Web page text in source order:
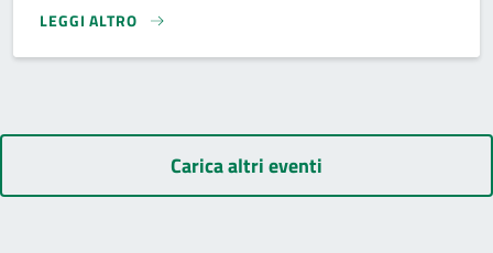
LEGGI ALTRO
GLI ETRUSCHI DI CASENOVOLE: }
Carica altri eventi